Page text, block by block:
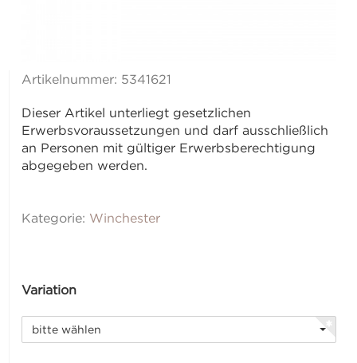
Artikelnummer: 5341621
Dieser Artikel unterliegt gesetzlichen
Erwerbsvoraussetzungen und darf ausschließlich
an Personen mit gültiger Erwerbsberechtigung
abgegeben werden.
Kategorie: Winchester
Variation
bitte wählen